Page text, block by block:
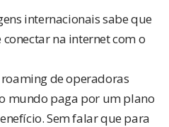
internacionais sabe que
na internet com o
de operadoras
mundo paga por um plano
Sem falar que para